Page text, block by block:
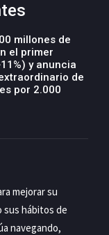
millones de
el primer
y anuncia
de
por 2.000
global
en siete
mejorar su
sus hábitos de
navegando,